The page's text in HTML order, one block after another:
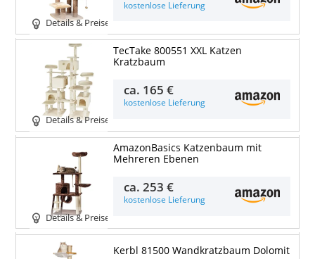
Details & Preise
kostenlose Lieferung
Details & Preise
TecTake 800551 XXL Katzen
Kratzbaum
ca. 165 €
kostenlose Lieferung
Details & Preise
AmazonBasics Katzenbaum mit
Mehreren Ebenen
ca.253 €
kostenlose Lieferung
Kerbl 81500 Wandkratzbaum Dolomit